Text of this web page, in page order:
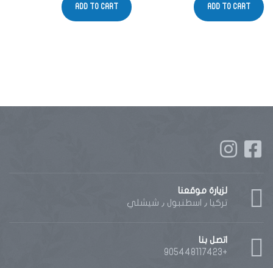
ADD TO CART
ADD TO CART
لزيارة موقعنا
تركيا ٫ اسطنبول ٫ شيشلي
اتصل بنا
+905448117423